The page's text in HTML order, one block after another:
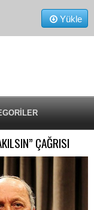
Yükle
ÇAĞRISI